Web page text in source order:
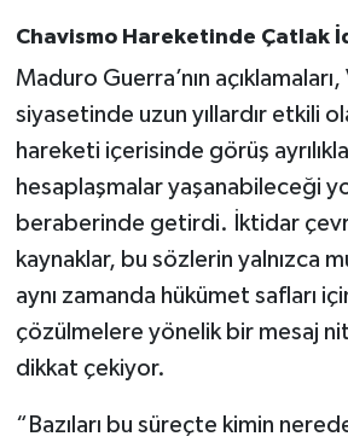
Chavismo Hareketinde Çatlak
Maduro Guerra’nın
siyasetinde uzun yıllardır etkili
hareketi içerisinde görüş
hesaplaşmalar yaşanabileceği
beraberinde getirdi. İktidar
kaynaklar, bu sözlerin yalnızca
aynı zamanda hükümet safları
çözülmelere yönelik bir mesaj
dikkat çekiyor.
“Bazıları bu süreçte kimin